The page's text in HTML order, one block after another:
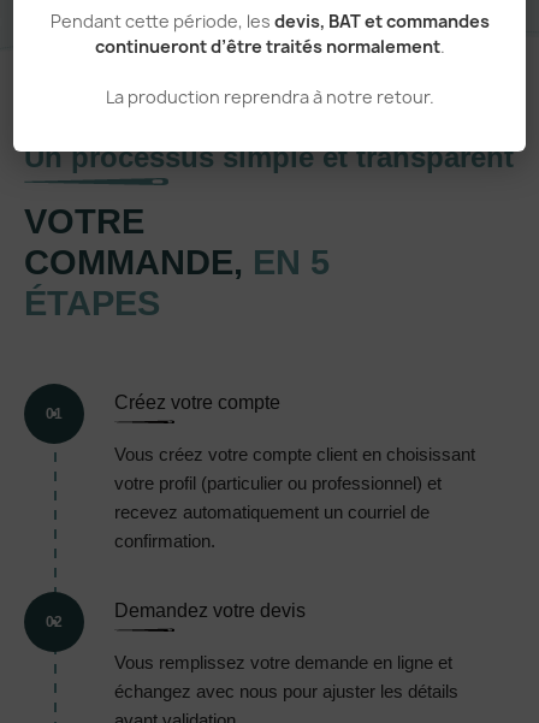
Pendant cette période, les devis, BAT et commandes
continueront d’être traités normalement.
La production reprendra à notre retour.
Un processus simple et transparent
VOTRE
COMMANDE, EN 5
ÉTAPES
01
Créez votre compte
Vous créez votre compte client en choisissant
votre profil (particulier ou professionnel) et
recevez automatiquement un courriel de
confirmation.
02
Demandez votre devis
Vous remplissez votre demande en ligne et
échangez avec nous pour ajuster les détails